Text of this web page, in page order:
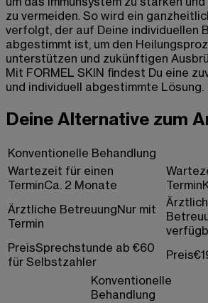
zu vermeiden. So wird ein
verfolgt, der auf Deine individuellen
abgestimmt ist, um den
unterstützen und zukünftigen
Mit FORMEL SKIN findest Du eine
und individuell abgestimmte Lösung.
Deine Alternative zum
Konventionelle Behandlung
Wartezeit für einen
TerminCa. 2 Monate
Termin
Ärztliche BetreuungNur mit
Termin
PreisSprechstunde ab €60
für Selbstzahler
Preis
Konventionelle
Behandlung